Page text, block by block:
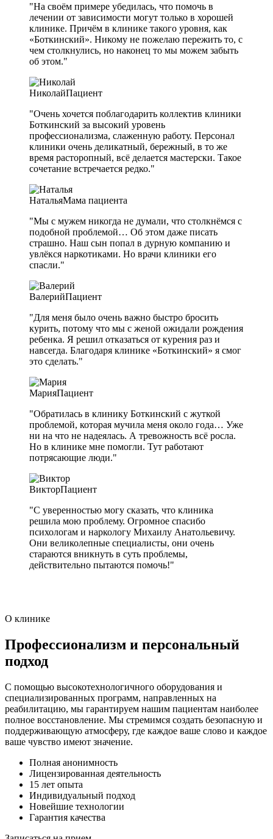
"На своём примере убедилась, что помочь в
лечении от зависимости могут только в хорошей
клинике. Причём в клинике такого уровня, как
«Боткинский». Никому не пожелаю пережить то, с
чем столкнулись, но наконец то мы можем забыть
об этом."
НиколайПациент
"Очень хочется поблагодарить коллектив клиники
Боткинский за высокий уровень
профессионализма, слаженную работу. Персонал
клиники очень деликатный, бережный, в то же
время расторопный, всё делается мастерски. Такое
сочетание встречается редко."
НатальяМама пациента
"Мы с мужем никогда не думали, что столкнёмся с
подобной проблемой… Об этом даже писать
страшно. Наш сын попал в дурную компанию и
увлёкся наркотиками. Но врачи клиники его
спасли."
ВалерийПациент
"Для меня было очень важно быстро бросить
курить, потому что мы с женой ожидали рождения
ребенка. Я решил отказаться от курения раз и
навсегда. Благодаря клинике «Боткинский» я смог
это сделать."
МарияПациент
"Обратилась в клинику Боткинский с жуткой
проблемой, которая мучила меня около года… Уже
ни на что не надеялась. А тревожность всё росла.
Но в клинике мне помогли. Тут работают
потрясающие люди."
ВикторПациент
"С уверенностью могу сказать, что клиника
решила мою проблему. Огромное спасибо
психологам и наркологу Михаилу Анатольевичу.
Они великолепные специалисты, они очень
стараются вникнуть в суть проблемы,
действительно пытаются помочь!"
О клинике
Профессионализм и персональный
подход
С помощью высокотехнологичного оборудования и
специализированных программ, направленных на
реабилитацию, мы гарантируем нашим пациентам наиболее
полное восстановление. Мы стремимся создать безопасную и
поддерживающую атмосферу, где каждое ваше слово и каждое
ваше чувство имеют значение.
Полная анонимность
Лицензированная деятельность
15 лет опыта
Индивидуальный подход
Новейшие технологии
Гарантия качества